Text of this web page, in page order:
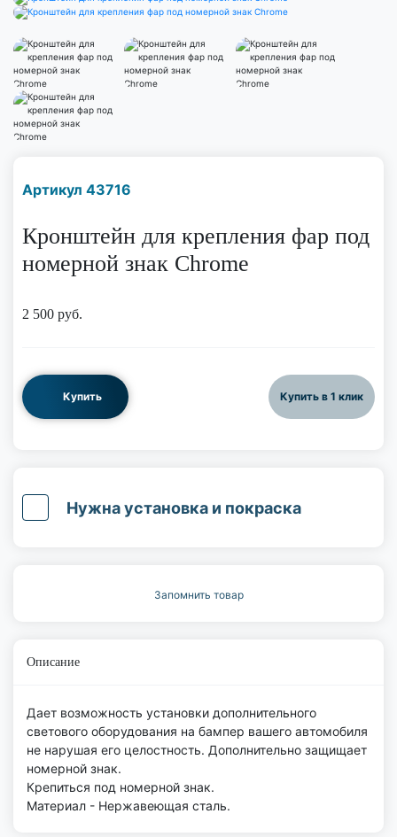
Артикул 43716
Кронштейн для крепления фар под
номерной знак Chrome
2 500 руб.
Купить Купить в 1 клик
Нужна установка и покраска
Запомнить товар
Описание
Дает возможность установки дополнительного
светового оборудования на бампер вашего автомобиля
не нарушая его целостность. Дополнительно защищает
номерной знак.
Крепиться под номерной знак.
Материал - Нержавеющая сталь.